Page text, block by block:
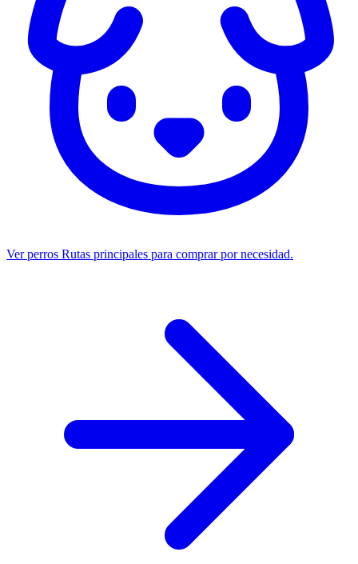
Ver perros Rutas principales para comprar por necesidad.